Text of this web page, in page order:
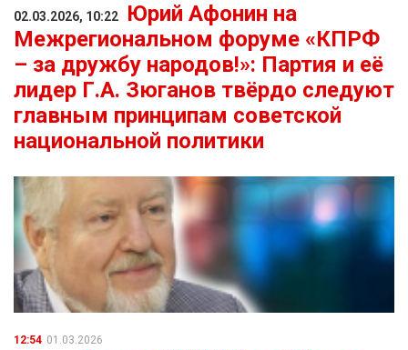
02.03.2026, 10:22
Юрий Афонин на
Межрегиональном форуме «КПРФ
– за дружбу народов!»: Партия и её
лидер Г.А. Зюганов твёрдо следуют
главным принципам советской
национальной политики
12:54 01.03.2026